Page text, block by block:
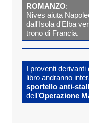
ROMANZO:
Nives aiuta
dall'Isola d'Elba
trono di Francia.
I proventi derivanti
libro andranno
sportello anti-
dell’Operazione